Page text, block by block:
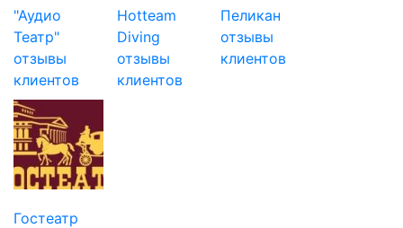
"Аудио
Театр"
отзывы
клиентов
Hotteam
Diving
отзывы
клиентов
Пеликан
отзывы
клиентов
Гостеатр